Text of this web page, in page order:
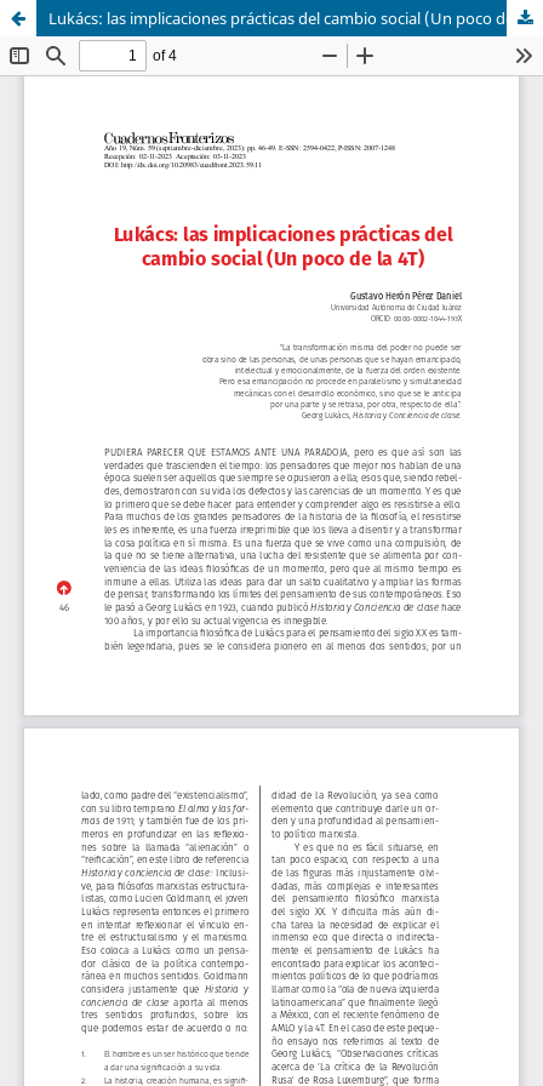
Lukács: las implicaciones prácticas del cambio social (Un poco de la 4T)